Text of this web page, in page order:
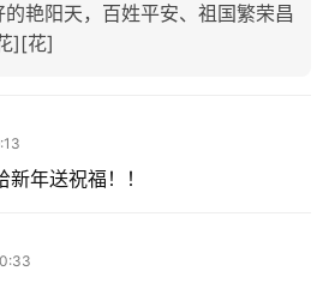
的艳阳天，百姓平安、祖国繁荣昌
][花]
年送祝福！！